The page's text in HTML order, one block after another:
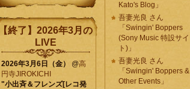
【終了】2026年3月の
LIVE
2026年3月6日（金） @高
円寺JIROKICHI
"小出斉＆フレンズ[レコ発
Kato's Blog」
吾妻光良 さん
「Swingin' Boppers
(Sony Music 特設サイ
ト)」
吾妻光良 さん
「Swingin' Boppers &
Other Events」